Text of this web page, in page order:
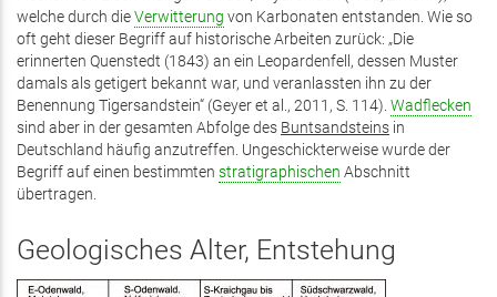
welche durch dieVerwitterung von Karbonaten entstanden. Wie so
oft geht dieser Begriff auf historische Arbeiten zurück: „Die
erinnerten Quenstedt (1843) an ein Leopardenfell, dessen Muster
damals als getigert bekannt war, und veranlassten ihn zu der
Benennung Tigersandstein“ (Geyer et al., 2011, S. 114). Wadflecken
sind aber in der gesamten Abfolge des Buntsandsteins in
Deutschland häufig anzutreffen. Ungeschickterweise wurde der
Begriff auf einen bestimmten stratigraphischen Abschnitt
übertragen.
Geologisches Alter, Entstehung